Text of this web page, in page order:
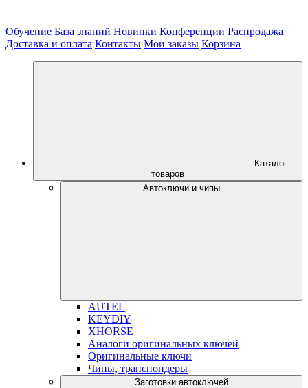
Обучение База знаний Новинки Конференции Распродажа
Доставка и оплата Контакты Мои заказы Корзина
Каталог
товаров
Автоключи и чипы
AUTEL
KEYDIY
XHORSE
Аналоги оригинальных ключей
Оригинальные ключи
Чипы, транспондеры
Заготовки автоключей